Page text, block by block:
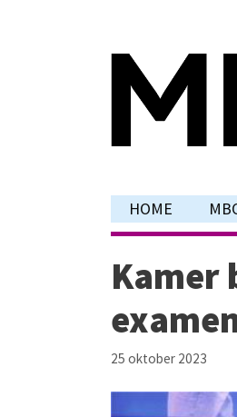
HOME
Kamer
25 oktober 2023